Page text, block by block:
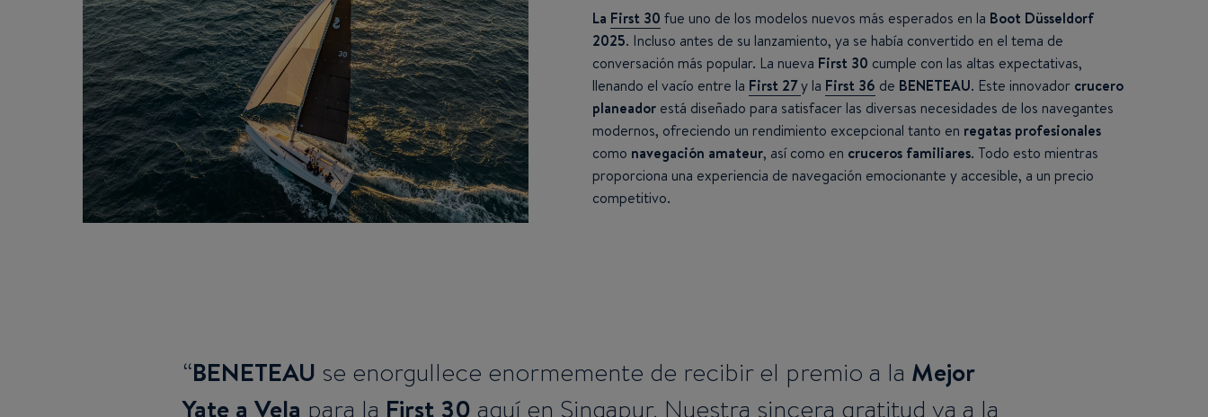
La First 30 fue uno de los modelos nuevos más esperados en la Boot Düsseldorf
2025. Incluso antes de su lanzamiento, ya se había convertido en el tema de
conversación más popular. La nueva First 30 cumple con las altas expectativas,
llenando el vacío entre la First 27y la First 36 de BENETEAU. Este innovador crucero
planeador está diseñado para satisfacer las diversas necesidades de los navegantes
modernos, ofreciendo un rendimiento excepcional tanto en regatas profesionales
como navegación amateur, así como en cruceros familiares. Todo esto mientras
proporciona una experiencia de navegación emocionante y accesible, a un precio
competitivo.
BENETEAU se enorgullece enormemente de recibir el premio a la Mejor
Yate a Vela para la First 30 aquí en Singapur. Nuestra sincera gratitud va a la